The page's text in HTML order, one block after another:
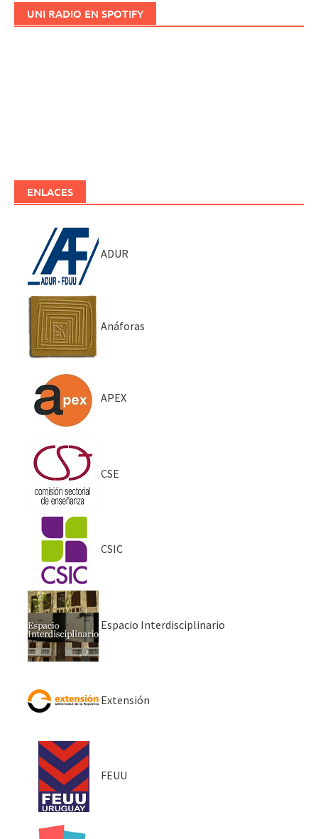
UNI RADIO EN SPOTIFY
ENLACES
ADUR
Anáforas
APEX
CSE
CSIC
Espacio Interdisciplinario
Extensión
FEUU